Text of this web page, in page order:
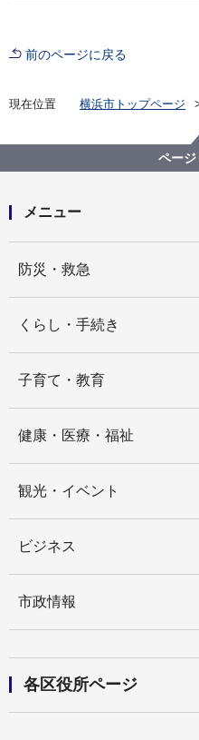
前のページに戻る
現在位置 横浜市トップページ
地区計画・建築協定等
桂台二丁目中地区建
ペー
メニュー
防災・救急
くらし・手続き
子育て・教育
健康・医療・福祉
観光・イベント
ビジネス
市政情報
各区役所ページ